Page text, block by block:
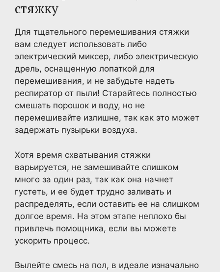
стяжку
Для тщательного перемешивания стяжки
вам следует использовать либо
электрический миксер, либо электрическую
дрель, оснащенную лопаткой для
перемешивания, и не забудьте надеть
респиратор от пыли! Старайтесь полностью
смешать порошок и воду, но не
перемешивайте излишне, так как это может
задержать пузырьки воздуха.
Хотя время схватывания стяжки
варьируется, не замешивайте слишком
много за один раз, так как она начнет
густеть, и ее будет трудно заливать и
распределять, если оставить ее на слишком
долгое время. На этом этапе неплохо бы
привлечь помощника, если вы можете
ускорить процесс.
Вылейте смесь на пол, в идеале изначально